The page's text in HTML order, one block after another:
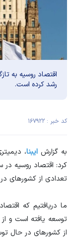
اقتصاد روسیه به
رشد کرده است.
کد خبر : ۱۶۷۹۲۲
به گزارش ایبنا،
کرد: اقتصاد روسیه در
تعدادی از کشور‌های
ما دریافتیم که
توسعه یافته است و
از کشور‌های در حال